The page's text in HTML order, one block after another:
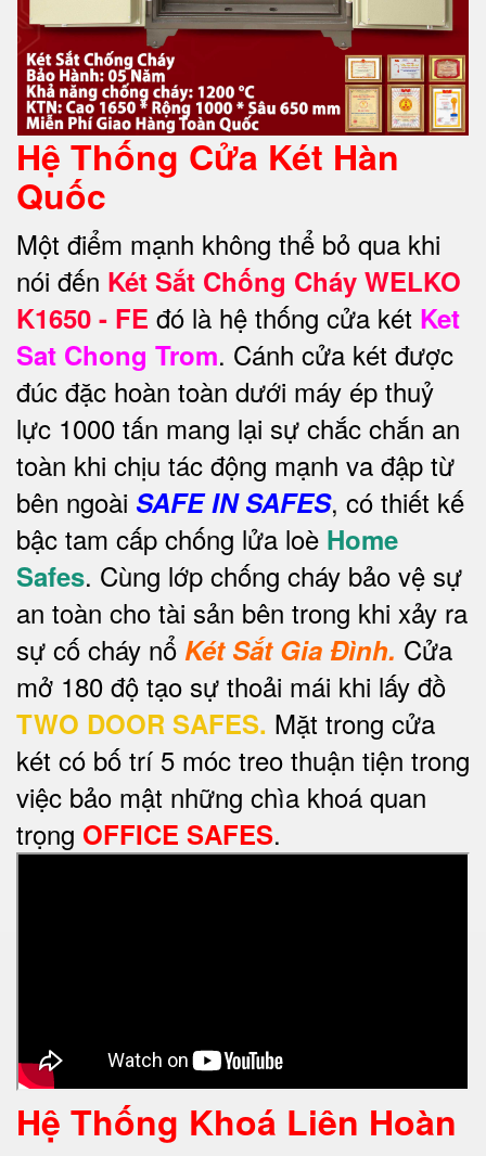
Hệ Thống Cửa Két Hàn
Quốc
Một điểm mạnh không thể bỏ qua khi
nói đến Két Sắt Chống Cháy WELKO
K1650 - FE đó là hệ thống cửa két Ket
Sat Chong Trom. Cánh cửa két được
đúc đặc hoàn toàn dưới máy ép thuỷ
lực 1000 tấn mang lại sự chắc chắn an
toàn khi chịu tác động mạnh va đập từ
bên ngoài SAFE IN SAFES, có thiết kế
bậc tam cấp chống lửa loè Home
Safes. Cùng lớp chống cháy bảo vệ sự
an toàn cho tài sản bên trong khi xảy ra
sự cố cháy nổ Két Sắt Gia Đình. Cửa
mở 180 độ tạo sự thoải mái khi lấy đồ
TWO DOOR SAFES. Mặt trong cửa
két có bố trí 5 móc treo thuận tiện trong
việc bảo mật những chìa khoá quan
trọng OFFICE SAFES.
Hệ Thống Khoá Liên Hoàn